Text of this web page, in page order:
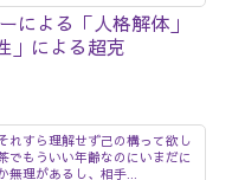
による「人格解体」
」による超克
れすら理解せず己の構って欲し
でもういい年齢なのにいまだに
無理があるし、相手...